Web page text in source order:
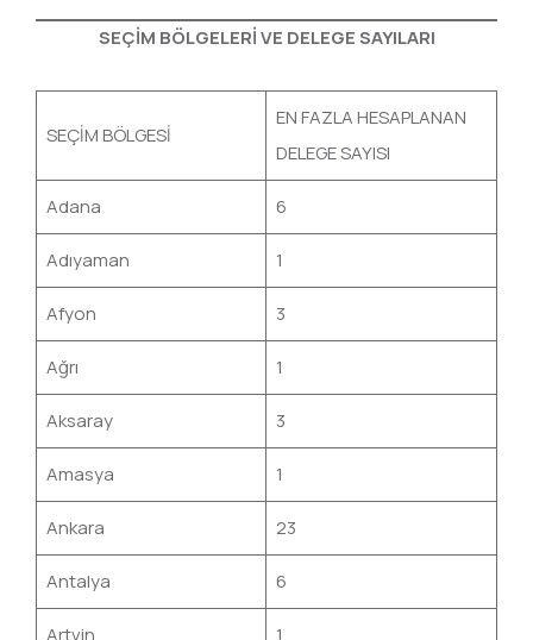
SEÇİM BÖLGELERİ VE DELEGE SAYILARI
SEÇİM BÖLGESİ
EN FAZLA HESAPLANAN
DELEGE SAYISI
Adana 6
Adıyaman 1
Afyon 3
Ağrı 1
Aksaray 3
Amasya 1
Ankara 23
Antalya 6
Artvin 1